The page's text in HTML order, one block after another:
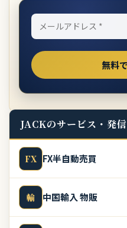
JACKのサービス・発信
FX FX半自動売買
輸 中国輸入 物販